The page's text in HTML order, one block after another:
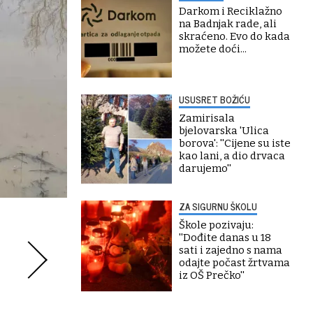
Darkom i Reciklažno
na Badnjak rade, ali
skraćeno. Evo do kada
možete doći...
USUSRET BOŽIĆU
Zamirisala
bjelovarska 'Ulica
borova': ''Cijene su iste
kao lani, a dio drvaca
darujemo''
ZA SIGURNU ŠKOLU
Škole pozivaju:
''Dođite danas u 18
sati i zajedno s nama
odajte počast žrtvama
iz OŠ Prečko''